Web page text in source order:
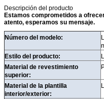
Descripción del producto
Estamos comprometidos a
atento, esperamos su mensaje.
Número del modelo:
Estilo del producto:
Material de revestimiento
superior:
Material de la plantilla
interior/exterior: